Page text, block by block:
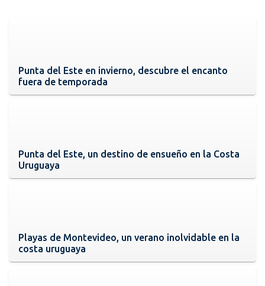
Punta del Este en invierno, descubre el encanto
fuera de temporada
Punta del Este, un destino de ensueño en la Costa
Uruguaya
Playas de Montevideo, un verano inolvidable en la
costa uruguaya